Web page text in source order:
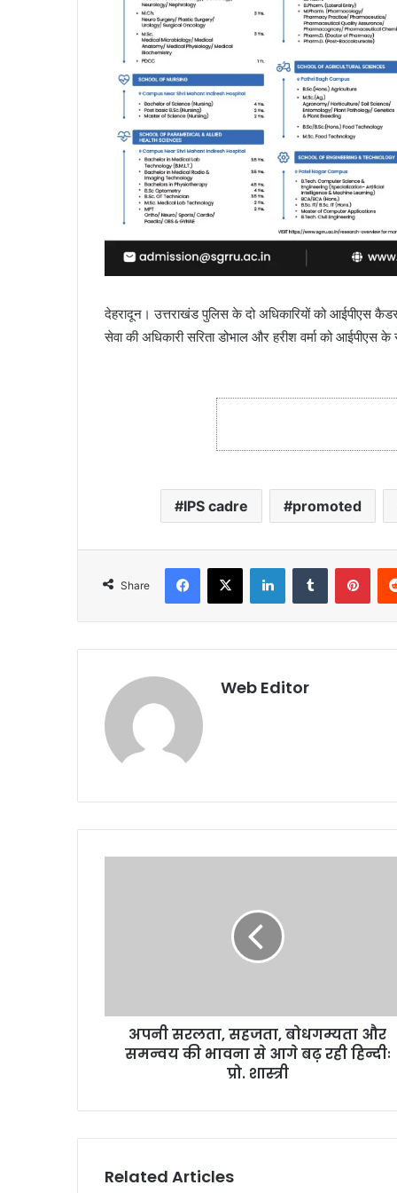
देहरादून। उत्तराखंड पुलिस के दो अधिकारियों को आईपीएस
सेवा की अधिकारी सरिता डोभाल और हरीश वर्मा को आईपीएस
IPS cadre promoted
Share
Web Editor
अपनी सरलता, सहजता, बोधगम्यता और
समन्वय की भावना से आगे बढ़ रही हिन्दीः
प्रो. शास्त्री
Related Articles